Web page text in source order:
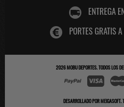
ENTREGA
PORTES GRATIS
2026MOBU DEPORTES. TODOS LOS
DESARROLLADO PORMEIGASOFT.